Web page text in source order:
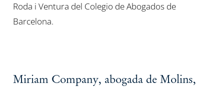
Roda i Ventura del Colegio de Abogados de
Barcelona.
Miriam Company, abogada de Molins,